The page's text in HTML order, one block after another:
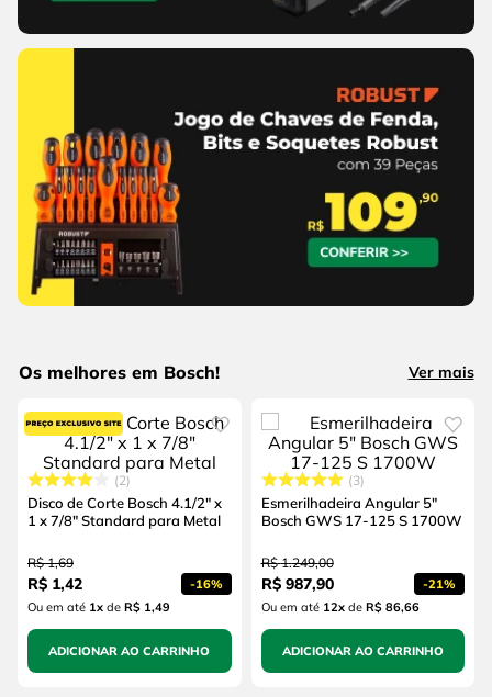
Os melhores em Bosch! Ver mais
2
Disco de Corte Bosch 4.1/2" x
1 x 7/8" Standard para Metal
R$ 1,69
R$ 1,42 -16%
Ou em até 1x de R$ 1,49
ADICIONAR AO CARRINHO
3
Esmerilhadeira Angular 5"
Bosch GWS 17-125 S 1700W
R$ 1.249,00
R$ 987,90 -21%
Ou em até 12xde R$ 86,66
ADICIONAR AO CARRINHO